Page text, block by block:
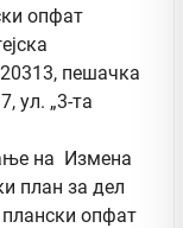
опфат
пешачка
ул. „3-та
на Измена
план за дел
опфат